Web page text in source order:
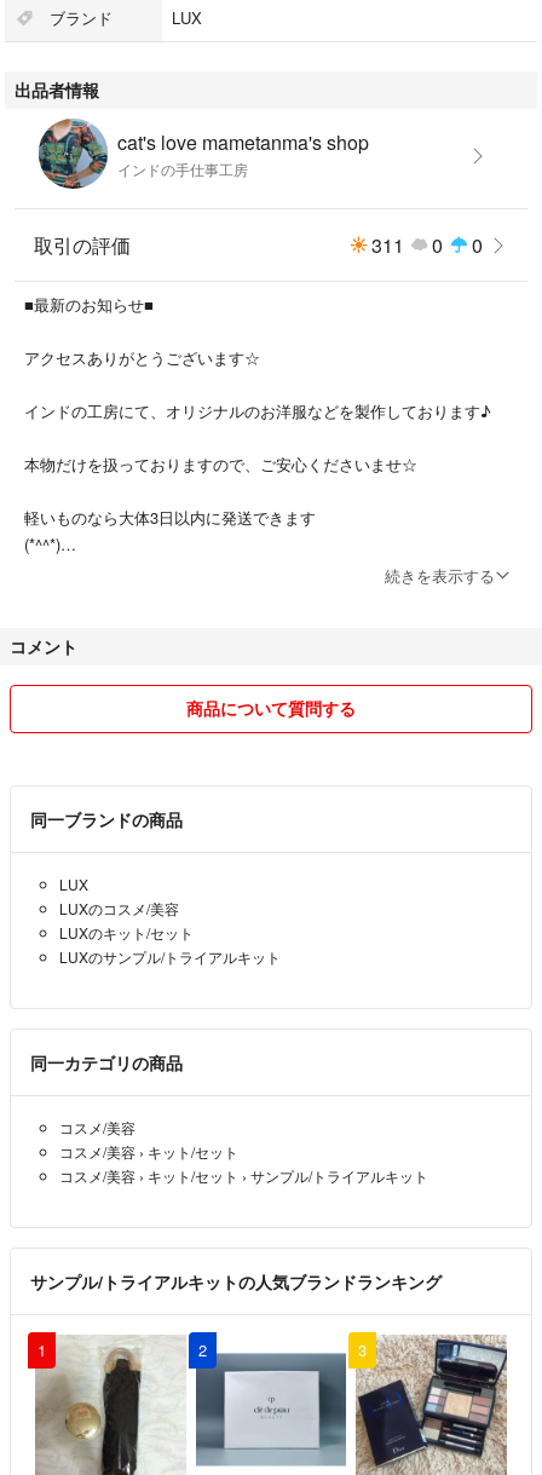
ブランド LUX
出品者情報
cat's love mametanma's shop
インドの手仕事工房
取引の評価 311 0 0
■最新のお知らせ■
アクセスありがとうございます☆
インドの工房にて、オリジナルのお洋服などを製作しております♪
本物だけを扱っておりますので、ご安心くださいませ☆
軽いものなら大体3日以内に発送できます
(*^^*)
。
トにてお知らせ願いますm(__)m
ご質問などございましたらお気軽にご質問下さい(*^^*)
気持ちの良いお取り引きができる様に心掛けますので、どうぞ宜しくお
続きを表示する
コメント
商品について質問する
同一ブランドの商品
LUX
LUXのコスメ/美容
LUXのキット/セット
LUXのサンプル/トライアルキット
同一カテゴリの商品
コスメ/美容
コスメ/美容 › キット/セット
コスメ/美容 › キット/セット › サンプル/トライアルキット
サンプル/トライアルキットの人気ブランドランキング
1 2 3